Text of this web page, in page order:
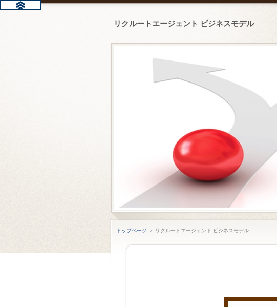
リクルートエージェント ビジネスモデル
トップページ ＞ リクルートエージェント ビジネスモデル